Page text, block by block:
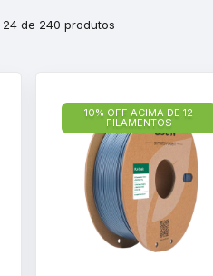
24 de 240 produtos
10% OFF ACIMA DE 12
FILAMENTOS